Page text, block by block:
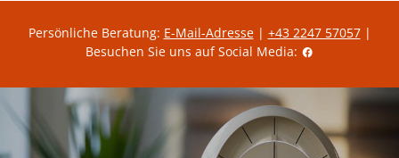
Persönliche Beratung: E-Mail-Adresse| +43 2247 57057|
Besuchen Sie uns auf Social Media: